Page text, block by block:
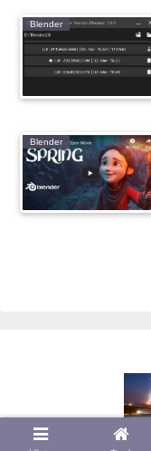
Blender
Blender